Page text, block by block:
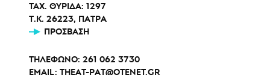
ΤΑΧ. ΘΥΡΙΔΑ: 1297
Τ.Κ. 26223, ΠΑΤΡΑ
ΠΡΌΣΒΑΣΗ
ΤΗΛΕΦΩΝΟ: 261 062 3730
EMAIL: THEAT-PAT@OTENET.GR